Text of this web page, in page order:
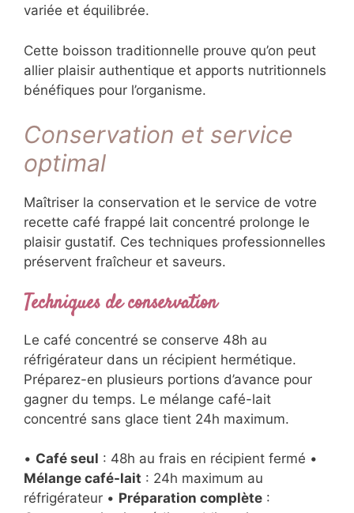
variée et équilibrée.
Cette boisson traditionnelle prouve qu’on peut
allier plaisir authentique et apports nutritionnels
bénéfiques pour l’organisme.
Conservation et service
optimal
Maîtriser la conservation et le service de votre
recette café frappé lait concentré prolonge le
plaisir gustatif. Ces techniques professionnelles
préservent fraîcheur et saveurs.
Techniques de conservation
Le café concentré se conserve 48h au
réfrigérateur dans un récipient hermétique.
Préparez-en plusieurs portions d’avance pour
gagner du temps. Le mélange café-lait
concentré sans glace tient 24h maximum.
• Café seul : 48h au frais en récipient fermé •
Mélange café-lait : 24h maximum au
réfrigérateur • Préparation complète :